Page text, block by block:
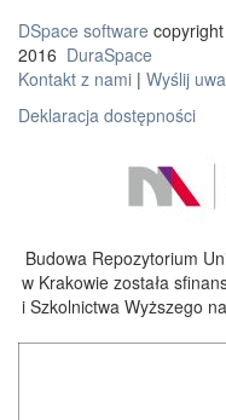
DSpace software
2016 DuraSpace
Kontakt z nami | Wyślij
Deklaracja dostępności
Budowa Repozytorium
w Krakowie została
i Szkolnictwa Wyższego